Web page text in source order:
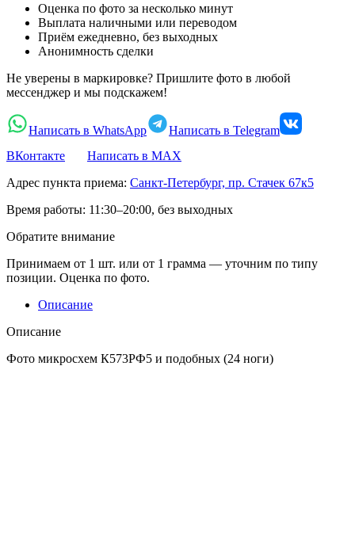
Оценка по фото за несколько минут
Выплата наличными или переводом
Приём ежедневно, без выходных
Анонимность сделки
Не уверены в маркировке? Пришлите фото в любой
мессенджер и мы подскажем!
Написать в WhatsApp
Написать в Telegram
ВКонтакте
Написать в MAX
Адрес пункта приема: Санкт-Петербург, пр. Стачек 67к5
Время работы: 11:30–20:00, без выходных
Обратите внимание
Принимаем от 1 шт. или от 1 грамма — уточним по типу
позиции. Оценка по фото.
Описание
Описание
Фото микросхем К573РФ5 и подобных (24 ноги)